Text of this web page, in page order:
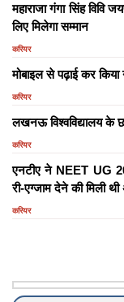
महाराजा गंगा सिंह विवि
लिए मिलेगा सम्मान
करियर
मोबाइल से पढ़ाई कर
करियर
लखनऊ विश्वविद्यालय के
करियर
एनटीए ने NEET UG
री-एग्जाम देने की मिली
करियर